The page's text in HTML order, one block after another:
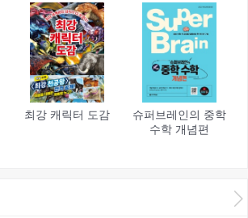
최강 캐릭터 도감
슈퍼브레인의 중학
수학 개념편